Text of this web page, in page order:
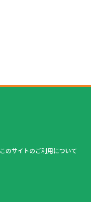
このサイトのご利用について